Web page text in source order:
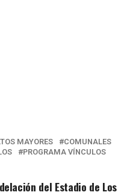
MAYORES
COMUNALES
PROGRAMA VÍNCULOS
del Estadio de Los